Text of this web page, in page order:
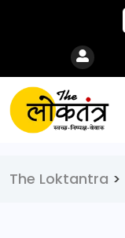
The Loktantra >